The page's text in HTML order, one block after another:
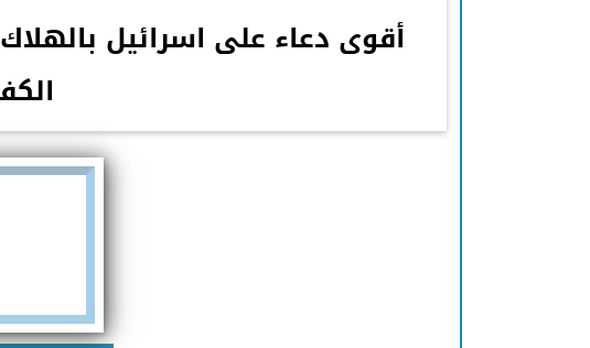
أقوى دعاء على اسرائيل